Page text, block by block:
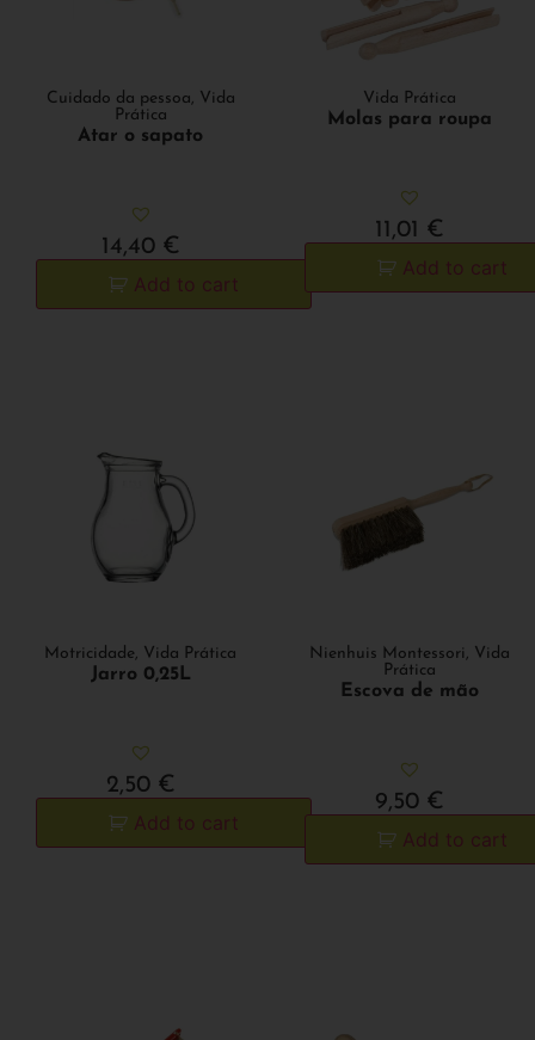
Cuidado da pessoa, Vida
Prática
Atar o sapato
14,40 €
Add to cart
Vida Prática
Molas para roupa
11,01 €
Add to cart
Motricidade, Vida Prática
Jarro 0,25L
2,50 €
Add to cart
Nienhuis Montessori , Vida
Prática
Escova de mão
9,50 €
Add to cart